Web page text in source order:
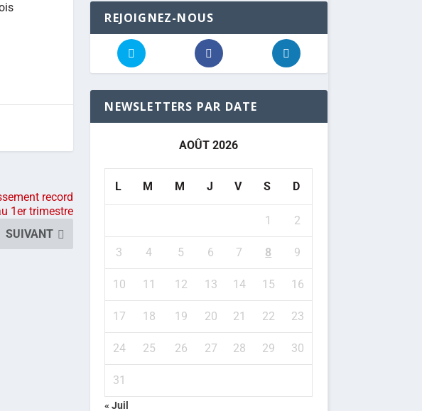
record
1er trimestre
SUIVANT
REJOIGNEZ-NOUS
NEWSLETTERS PAR DATE
AOÛT 2026
L M M J V S D
1 2
3 4 5 6 7 8 9
10 11 12 13 14 15 16
17 18 19 20 21 22 23
24 25 26 27 28 29 30
31
« Juil